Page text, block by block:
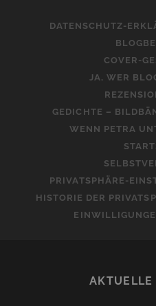
DATENSCHUTZ-
COVER-
JA, WER
GEDICHTE –
WENN PETRA
PRIVATSPHÄRE-
HISTORIE DER
AKTUELLE